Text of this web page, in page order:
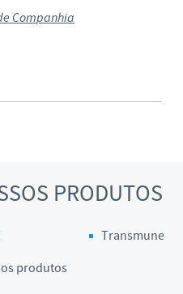
Companhia
PRODUTOS
Transmune
produtos